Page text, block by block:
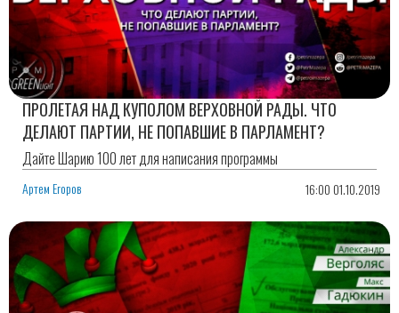
ПРОЛЕТАЯ НАД КУПОЛОМ ВЕРХОВНОЙ РАДЫ. ЧТО
ДЕЛАЮТ ПАРТИИ, НЕ ПОПАВШИЕ В ПАРЛАМЕНТ?
Дайте Шарию 100 лет для написания программы
Артем Егоров 16:00 01.10.2019